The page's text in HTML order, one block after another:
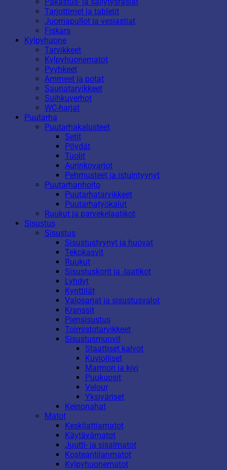
Tarjottimet ja tabletit
Juomapullot ja vesiastiat
Fiskars
Kylpyhuone
Tarvikkeet
Kylpyhuonematot
Pyyhkeet
Ammeet ja potat
Saunatarvikkeet
Suihkuverhot
WC-harjat
Puutarha
Puutarhakalusteet
Setit
Pöydät
Tuolit
Aurinkovarjot
Pehmusteet ja istuintyynyt
Puutarhanhoito
Puutarhatarvikkeet
Puutarhatyökalut
Ruukut ja parvekelaatikot
Sisustus
Sisustus
Sisustustyynyt ja huovat
Tekokasvit
Ruukut
Sisustuskorit ja -laatikot
Lyhdyt
Kynttilät
Valosarjat ja sisustusvalot
Kranssit
Piensisustus
Toimistotarvikkeet
Sisustusmuovit
Staattiset kalvot
Kuviolliset
Marmori ja kivi
Puukuosit
Velour
Yksiväriset
Keinonahat
Matot
Keskilattiamatot
Käytävämatot
Juutti- ja sisalmatot
Kosteantilanmatot
Kylpyhuonematot